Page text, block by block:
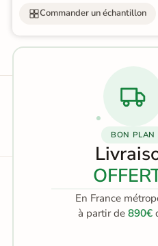
Commander un échantillon
BON PLAN
En France
à partir de 890€